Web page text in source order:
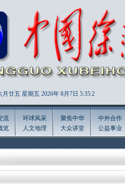
廿五 星期五 2026年 8月7日 5:35:3
流
览
环球风采
人文地理
聚焦中华
大众讲堂
中外合作
公益事业